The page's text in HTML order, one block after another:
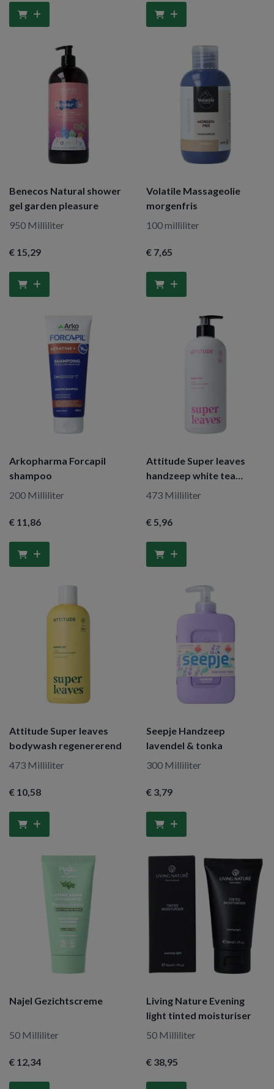
Benecos Natural shower
gel garden pleasure
950 Milliliter
€ 15,29
Volatile Massageolie
morgenfris
100 milliliter
€ 7,65
Arkopharma Forcapil
shampoo
200 Milliliter
€ 11,86
Attitude Super leaves
handzeep white tea
leaves
473 Milliliter
€ 5,96
Attitude Super leaves
bodywash regenererend
473 Milliliter
€ 10,58
Seepje Handzeep
lavendel & tonka
300 Milliliter
€ 3,79
Najel Gezichtscreme
50 Milliliter
€ 12,34
Living Nature Evening
light tinted moisturiser
50 Milliliter
€ 38,95